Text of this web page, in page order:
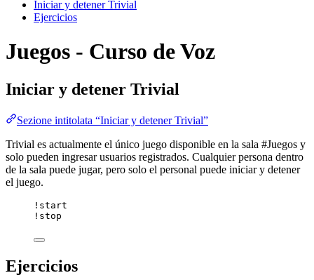
Iniciar y detener Trivial
Ejercicios
Juegos - Curso de Voz
Iniciar y detener Trivial
Sezione intitolata “Iniciar y detener Trivial”
Trivial es actualmente el único juego disponible en la sala #Juegos y
solo pueden ingresar usuarios registrados. Cualquier persona dentro
de la sala puede jugar, pero solo el personal puede iniciar y detener
el juego.
!start
!stop
Ejercicios